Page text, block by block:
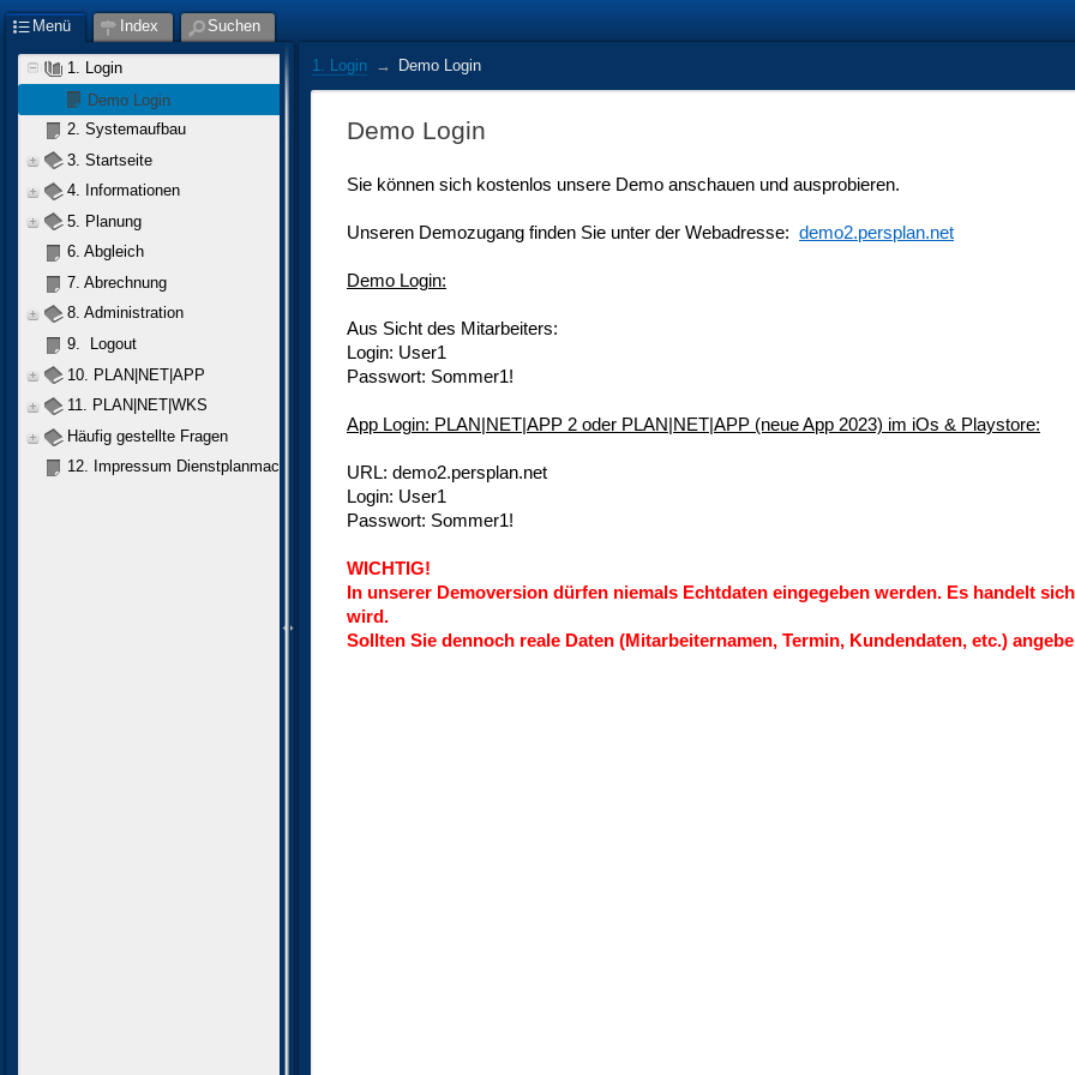
Menü Index Suchen
1. Login
Demo Login
2. Systemaufbau
3. Startseite
4. Informationen
5. Planung
6. Abgleich
7. Abrechnung
8. Administration
9.  Logout
10. PLAN|NET|APP
11. PLAN|NET|WKS
Häufig gestellte Fragen
12. Impressum Dienstplanmacher
1. Login Demo Login
Demo Login
Sie können sich kostenlos unsere Demo anschauen und ausprobieren.
Unseren Demozugang finden Sie unter der Webadresse: demo2.persplan.net
Demo Login:
Aus Sicht des Mitarbeiters:
Login: User1
Passwort: Sommer1!
App Login: PLAN|NET|APP 2 oder PLAN|NET|APP (neue App 2023) im iOs & Playstore:
URL: demo2.persplan.net
Login: User1
Passwort: Sommer1!
WICHTIG!
In unserer Demoversion dürfen niemals Echtdaten eingegeben werden. Es handelt
wird.
Sollten Sie dennoch reale Daten (Mitarbeiternamen, Termin, Kundendaten, etc.)